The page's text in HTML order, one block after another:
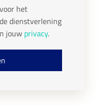
het
dienstverlening
jouw privacy.